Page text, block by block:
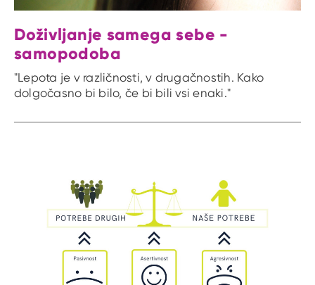
Doživljanje samega sebe -
samopodoba
"Lepota je v različnosti, v drugačnostih. Kako
dolgočasno bi bilo, če bi bili vsi enaki."